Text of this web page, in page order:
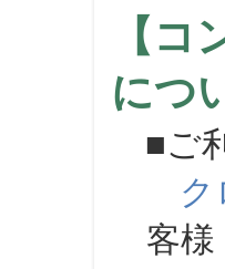
【
につ
■ご
客様